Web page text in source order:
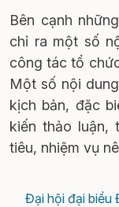
Bên cạnh
chỉ ra một số
công tác tổ
Một số nội
kịch bản, đặc
kiến thảo luận,
tiêu, nhiệm vụ
Đại hội đại biểu